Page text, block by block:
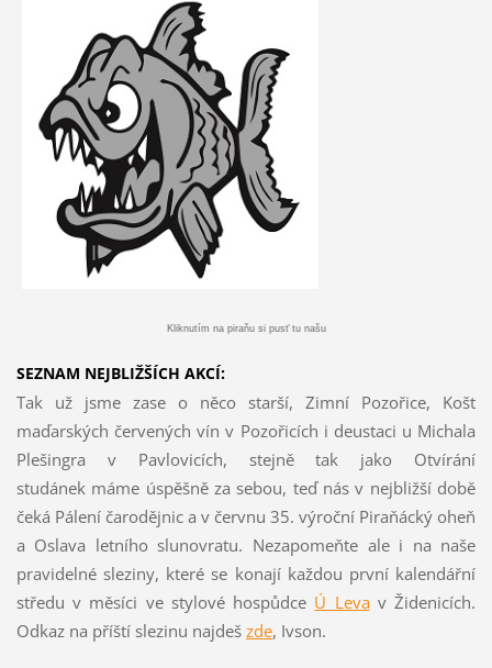
Kliknutím na piraňu si pusť tu našu
SEZNAM NEJBLIŽŠÍCH AKCÍ:
Tak už jsme zase o něco starší, Zimní Pozořice, Košt
maďarských červených vín v Pozořicích i deustaci u Michala
Plešingra v Pavlovicích, stejně tak jako Otvírání
studánek máme úspěšně za sebou, teď nás v nejbližší době
čeká Pálení čarodějnic a v červnu 35. výroční Piraňácký oheň
a Oslava letního slunovratu. Nezapomeňte ale i na naše
pravidelné sleziny, které se konají každou první kalendářní
středu v měsíci ve stylové hospůdce Ú Levav Židenicích.
Odkaz na příští slezinu najdeš zde, Ivson.